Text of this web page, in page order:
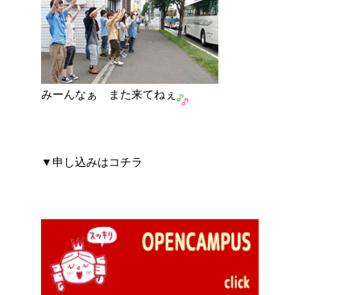
みーんなぁ また来てねぇ
▼申し込みはコチラ